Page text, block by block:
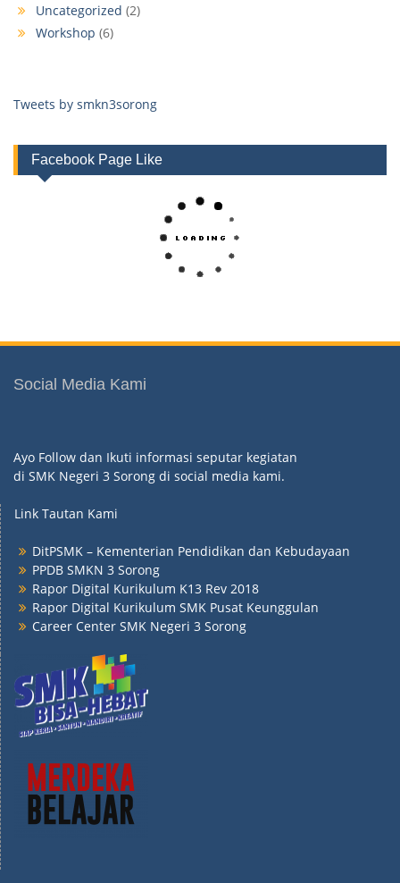
Uncategorized (2)
Workshop (6)
Tweets by smkn3sorong
Facebook Page Like
Social Media Kami
Ayo Follow dan Ikuti informasi seputar kegiatan
di SMK Negeri 3 Sorong di social media kami.
Link Tautan Kami
DitPSMK – Kementerian Pendidikan dan Kebudayaan
PPDB SMKN 3 Sorong
Rapor Digital Kurikulum K13 Rev 2018
Rapor Digital Kurikulum SMK Pusat Keunggulan
Career Center SMK Negeri 3 Sorong